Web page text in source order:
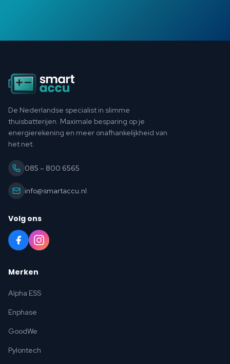
Footer
De Nederlandse specialist in slimme
thuisbatterijen. Maximale besparing op je
energierekening en meer onafhankelijkheid van
het net.
085 – 800 6565
info@smartaccu.nl
Volg ons
Merken
Alpha ESS
Enphase
GoodWe
Pylontech